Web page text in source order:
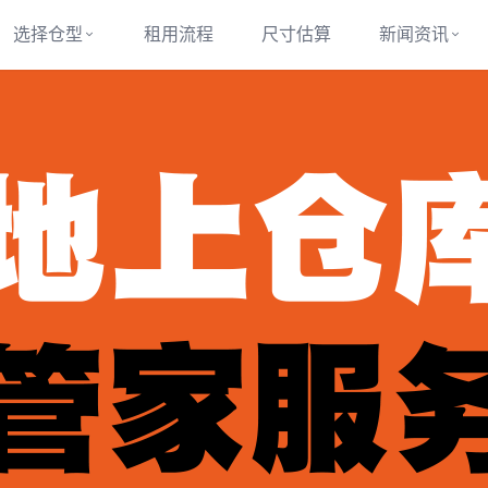
选择仓型 租用流程 尺寸估算 新闻资讯